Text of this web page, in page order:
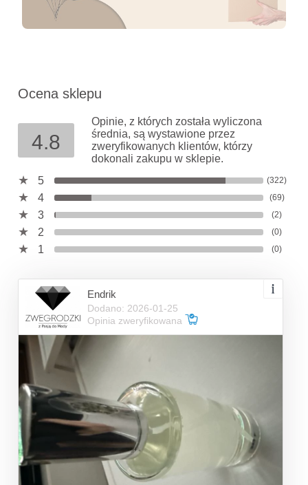
Ocena sklepu
4.8
Opinie, z których została wyliczona
średnia, są wystawione przez
zweryfikowanych klientów, którzy
dokonali zakupu w sklepie.
5
(322)
4 (69)
3 (2)
2 (0)
1 (0)
Endrik
Dodano: 2026-01-25
Opinia zweryfikowana